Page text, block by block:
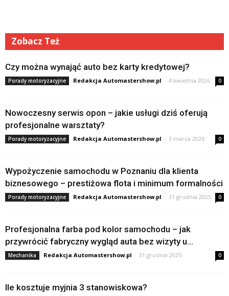
Zobacz Też
Czy można wynająć auto bez karty kredytowej?
Porady motoryzacyjne Redakcja Automastershow.pl - 4 kwietnia 2026 0
Nowoczesny serwis opon – jakie usługi dziś oferują
profesjonalne warsztaty?
Porady motoryzacyjne Redakcja Automastershow.pl - 3 marca 2026 0
Wypożyczenie samochodu w Poznaniu dla klienta
biznesowego – prestiżowa flota i minimum formalności
Porady motoryzacyjne Redakcja Automastershow.pl - 31 grudnia 2025 0
Profesjonalna farba pod kolor samochodu – jak
przywrócić fabryczny wygląd auta bez wizyty u...
Mechanika Redakcja Automastershow.pl - 31 grudnia 2025 0
Ile kosztuje myjnia 3 stanowiskowa?